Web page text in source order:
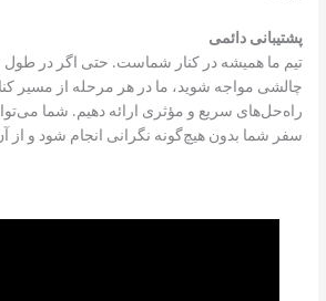
پشتیبانی دائمی
تیم ما همیشه در کنار شماست. حتی اگر در طول
چالشی مواجه شوید، ما در هر مرحله از مسیر
راه‌حل‌های سریع و مؤثری ارائه دهیم. شما
سفر شما بدون هیچ‌گونه نگرانی انجام شود و از